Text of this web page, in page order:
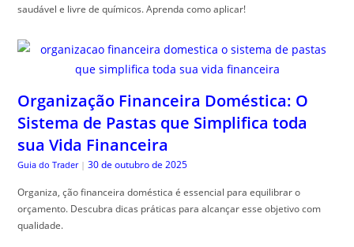
saudável e livre de químicos. Aprenda como aplicar!
Organização Financeira Doméstica: O
Sistema de Pastas que Simplifica toda
sua Vida Financeira
Guia do Trader | 30 de outubro de 2025
Organiza, ção financeira doméstica é essencial para equilibrar o
orçamento. Descubra dicas práticas para alcançar esse objetivo com
qualidade.